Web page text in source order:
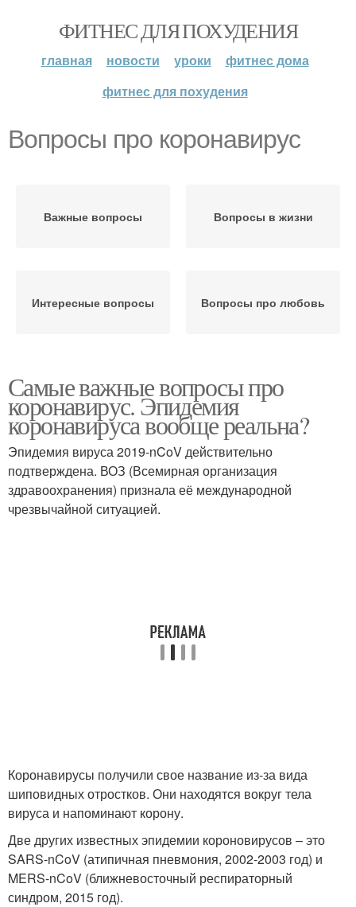
ФИТНЕС ДЛЯ ПОХУДЕНИЯ
главная новости уроки
фитнес дома
фитнес для похудения
Вопросы про коронавирус
Важные вопросы Вопросы в жизни
Интересные вопросы Вопросы про любовь
Самые важные вопросы про
коронавирус. Эпидемия
коронавируса вообще реальна?
Эпидемия вируса 2019-nCoV действительно
подтверждена. ВОЗ (Всемирная организация
здравоохранения) признала её международной
чрезвычайной ситуацией.
Коронавирусы получили свое название из-за вида
шиповидных отростков. Они находятся вокруг тела
вируса и напоминают корону.
Две других известных эпидемии короновирусов – это
SARS-nCoV (атипичная пневмония, 2002-2003 год) и
MERS-nCoV (ближневосточный респираторный
синдром, 2015 год).